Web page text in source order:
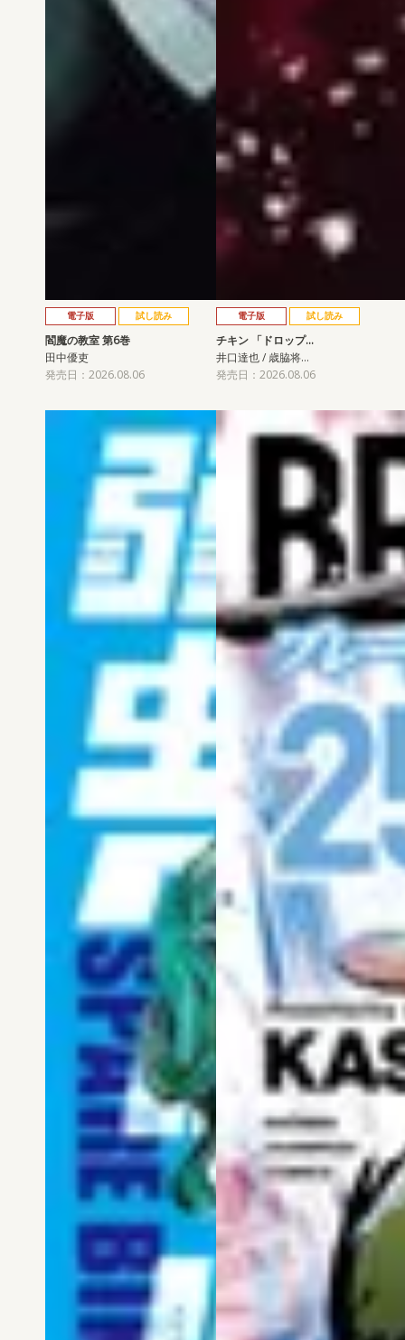
電子版 試し読み
閻魔の教室 第6巻
田中優吏
発売日：2026.08.06
電子版 試し読み
チキン 「ドロップ…
井口達也 / 歳脇将…
発売日：2026.08.06